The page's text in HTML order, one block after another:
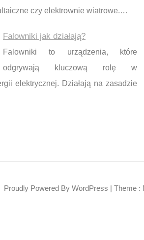
czy elektrownie wiatrowe.…
Falowniki jak działają?
Falowniki to urządzenia, które
odgrywają kluczową rolę w
elektrycznej. Działają na zasadzie
Proudly Powered By WordPress | Theme :